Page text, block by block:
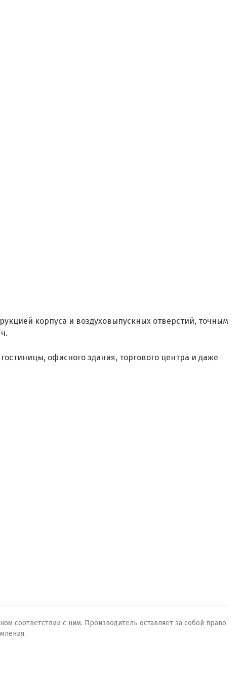
корпуса и воздуховыпускных отверстий, точным
офисного здания, торгового центра и даже
соответствии с ним. Производитель оставляет за собой право